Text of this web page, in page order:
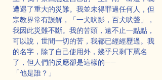
遭遇了重大的災難。我並未得罪過任何人，但
宗教界常有誤解，「一犬吠影，百犬吠聲」，
我因此災難不斷。我的苦頭，遠不止一點點，
可以說，世間一切的苦，我都已經經歷過。我
的名字，除了自己使用外，幾乎只剩下罵名
了，但人們的反應卻是這樣的——
「他是誰？」